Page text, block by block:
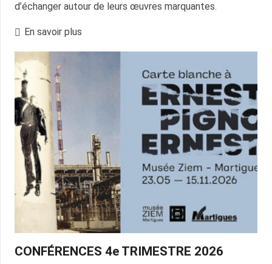
d’échanger autour de leurs œuvres marquantes.
En savoir plus
CONFÉRENCES 4e TRIMESTRE 2026